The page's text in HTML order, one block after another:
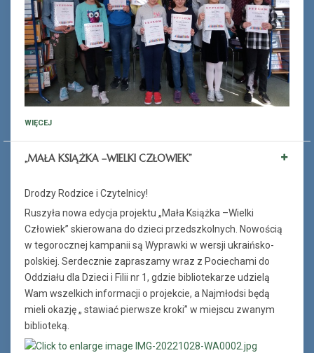
WIĘCEJ
„MAŁA KSIĄŻKA –WIELKI CZŁOWIEK”
Drodzy Rodzice i Czytelnicy!
Ruszyła nowa edycja projektu „Mała Książka –Wielki
Człowiek” skierowana do dzieci przedszkolnych. Nowością
w tegorocznej kampanii są Wyprawki w wersji ukraińsko-
polskiej. Serdecznie zapraszamy wraz z Pociechami do
Oddziału dla Dzieci i Filii nr 1, gdzie bibliotekarze udzielą
Wam wszelkich informacji o projekcie, a Najmłodsi będą
mieli okazję „ stawiać pierwsze kroki” w miejscu zwanym
biblioteką.